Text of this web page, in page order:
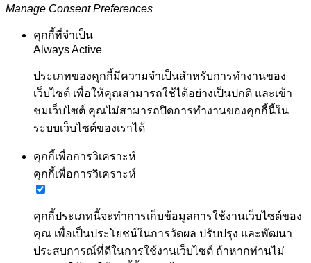
Manage Consent Preferences
คุกกี้ที่จำเป็น
Always Active
ประเภทของคุกกี้มีความจำเป็นสำหรับการทำงานของ
เว็บไซต์ เพื่อให้คุณสามารถใช้ได้อย่างเป็นปกติ และเข้า
ชมเว็บไซต์ คุณไม่สามารถปิดการทำงานของคุกกี้นี้ใน
ระบบเว็บไซต์ของเราได้
คุกกี้เพื่อการวิเคราะห์
คุกกี้เพื่อการวิเคราะห์
คุกกี้ประเภทนี้จะทำการเก็บข้อมูลการใช้งานเว็บไซต์ของ
คุณ เพื่อเป็นประโยชน์ในการวัดผล ปรับปรุง และพัฒนา
ประสบการณ์ที่ดีในการใช้งานเว็บไซต์ ถ้าหากท่านไม่